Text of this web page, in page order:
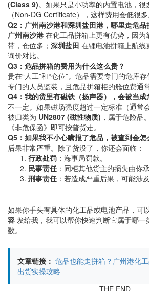
(Class 9)。如果只是小功率的内置电池，很
（Non-DG Certificate），这样费用会低很多
Q2：广州南沙港和深圳盐田港，哪里走危品
广州南沙港 在化工品拼箱上更有优势，因为
带，仓位多； 深圳盐田 在锂电池拼箱上航
询价对比。
Q3：危品拼箱的费用为什么这么贵？
贵在“人工”和“仓位”。危品需要专门的危库存
专门的人员监装，且危品拼箱柜的舱位费通
Q4：我的货里有磁铁（扬声器），会被当成
不一定。如果磁场强度超过一定标准（通常
被归类为 UN2807 (磁性物质) ，属于危险品
《非危保函》即可按普货走。
Q5：如果我不小心瞒报了危品，被查到会怎
后果非常严重。除了货没了，你还会面临：
行政处罚 ：海事局罚款。
民事责任 ：同柜其他货主的损失由你承
刑事责任 ：若造成严重后果，可能涉
如果你手头有具体的化工品或电池产品，可
容 发给我，我可以帮你快速判断它属于哪
数。
文章链接： 危品也能走拼箱？广州港化
出货实操攻略